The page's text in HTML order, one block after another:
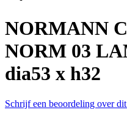
NORMANN
NORM 03
dia53 x h32
Schrijf een beoordeling over